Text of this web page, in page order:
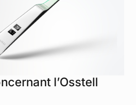
l’Osstell